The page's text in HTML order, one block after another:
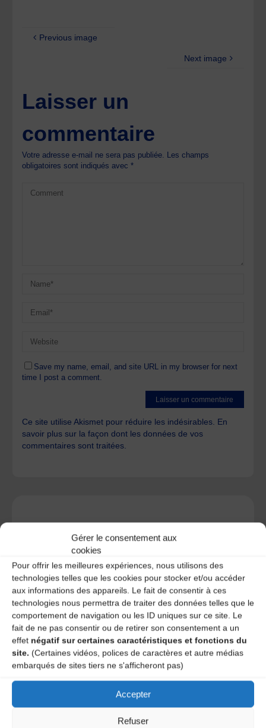
Gérer le consentement aux
cookies
Pour offrir les meilleures expériences, nous utilisons des
technologies telles que les cookies pour stocker et/ou accéder
aux informations des appareils. Le fait de consentir à ces
technologies nous permettra de traiter des données telles que le
comportement de navigation ou les ID uniques sur ce site. Le
fait de ne pas consentir ou de retirer son consentement a un
effet négatif sur certaines caractéristiques et fonctions du
site. (Certaines vidéos, polices de caractères et autre médias
embarqués de sites tiers ne s'afficheront pas)
Accepter
Refuser
Previous image
Next image
Laisser un
commentaire
Votre adresse e-mail ne sera pas publiée.
Les champs
obligatoires sont indiqués avec*
Save my name, email, and site URL in my browser for next
time I post a comment.
Ce site utilise Akismet pour réduire les indésirables. En
savoir plus sur la façon dont les données de vos
commentaires sont traitées
A DECOUVRIR :
Le distributeur des musiques Trad'